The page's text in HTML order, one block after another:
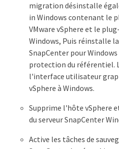
migration désinstalle
in Windows contenant le
VMware vSphere et le
Windows, Puis réinstalle
SnapCenter pour
protection du référentiel.
l'interface utilisateur
vSphere à Windows.
Supprime l'hôte vSphere
du serveur SnapCenter
Active les tâches de